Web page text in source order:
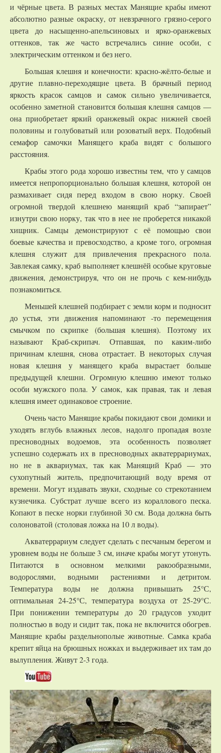
и чёрные цвета. В разных местах Манящие крабы имеют
абсолютно разные окраску, от невзрачного грязно-серого
цвета до насыщенно-апельсиновых и ярко-оранжевых
оттенков, так же часто встречались синие особи, с
электрическим оттенком и без него.
Большая клешня и конечности: красно-жёлто-белые и
другие плавно-переходящие цвета. В брачный период
яркость красок самцов и самок сильно увеличивается,
особенно заметной становится большая клешня самцов —
она приобретает яркий оранжевый окрас нижней своей
половины и голубоватый или розоватый верх. Подобный
семафор самочки Манящего краба видят с большого
расстояния.
Крабы этого рода хорошо известны тем, что у самцов
имеется непропорционально большая клешня, которой он
размахивает сидя перед входом в свою норку. Своей
огромной твердой клешнею манящий краб “запирает”
изнутри свою норку, так что в нее не проберется никакой
хищник. Самцы демонстрируют с её помощью свои
боевые качества и превосходство, а кроме того, огромная
клешня служит для привлечения прекрасного пола.
Завлекая самку, краб выполняет клешнёй особые круговые
движения, демонстрируя, что он не прочь с кем-нибудь
познакомиться.
Меньшей клешней подбирает с земли корм и подносит
до устья, эти движения напоминают -то перемещения
смычком по скрипке (большая клешня). Поэтому их
называют Краб-скрипач. Отпавшая, по каким-либо
причинам клешня, снова отрастает. В некоторых случая
новая клешня у манящего краба вырастает больше
предыдущей клешни. Огромную клешню имеют только
особи мужского пола. У самок, как правая, так и левая
клешня имеет одинаковое строение.
Очень часто Манящие крабы покидают свои домики и
уходять вглубь влажных лесов, надолго пропадая возле
пресноводных водоемов, эта особенность позволяет
успешно содержать их в пресноводных акватеррариумах,
но не в аквариумах, так как Манящий Краб — это
сухопутный житель, предпочитающий воду время от
времени. Могут издавать звуки, сходные со стрекотанием
кузнечика. Субстрат лучше всего из кораллового песка.
Копают в песке норки глубиной 30 см. Вода должна быть
солоноватой (столовая ложка на 10 л воды).
Акватеррариум следует сделать с песчаным берегом и
уровнем воды не больше 3 см, иначе крабы могут утонуть.
Питаются в основном мелкими ракообразными,
водорослями, водными растениями и детритом.
Температура воды не должна привышать 25°С,
оптимальная 24-25°С, температура воздуха от 25-29°С.
При понижении температуры до 20 градусов уходит
полностью в воду и сидит так, пока не включится обогрев.
Манящие крабы раздельнополые животные. Самка краба
крепит яйца на брюшных ножках и выдерживает их там до
вылупления. Живут 2-3 года.